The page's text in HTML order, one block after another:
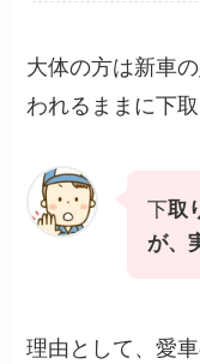
大体の方は新車
われるままに下
下取
が、
理由として、愛